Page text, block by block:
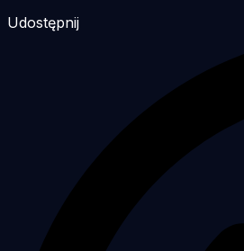
Udostępnij